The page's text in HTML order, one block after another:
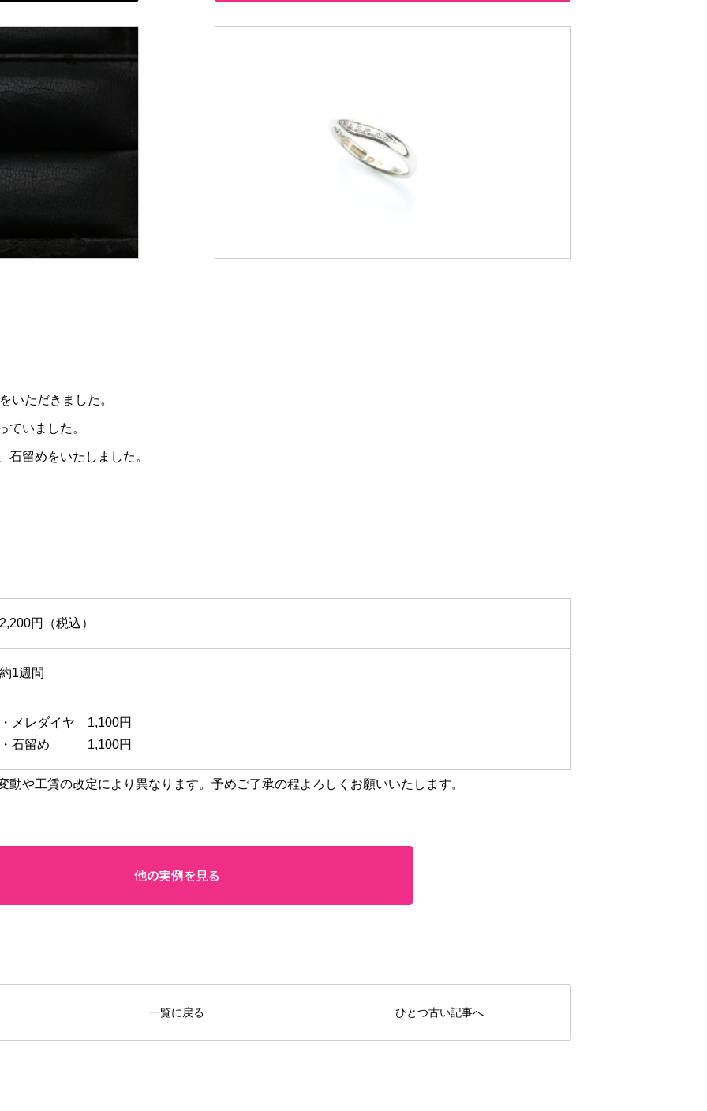
いただきました。
ていました。
石留めをいたしました。
2,200円（税込）
約1週間
・メレダイヤ 1,100円
・石留め 1,100円
や工賃の改定により異なります。予めご了承の程よろしくお願いいたします。
一覧に戻る ひとつ古い記事へ